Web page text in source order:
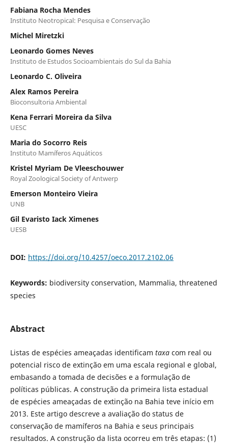
Fabiana Rocha Mendes
Instituto Neotropical: Pesquisa e Conservação
Michel Miretzki
Leonardo Gomes Neves
Instituto de Estudos Socioambientais do Sul da Bahia
Leonardo C. Oliveira
Alex Ramos Pereira
Bioconsultoria Ambiental
Kena Ferrari Moreira da Silva
UESC
Maria do Socorro Reis
Instituto Mamíferos Aquáticos
Kristel Myriam De Vleeschouwer
Royal Zoological Society of Antwerp
Emerson Monteiro Vieira
UNB
Gil Evaristo Iack Ximenes
UESB
DOI: https://doi.org/10.4257/oeco.2017.2102.06
Keywords: biodiversity conservation, Mammalia, threatened
species
Abstract
Listas de espécies ameaçadas identificam taxacom real ou
potencial risco de extinção em uma escala regional e global,
embasando a tomada de decisões e a formulação de
políticas públicas. A construção da primeira lista estadual
de espécies ameaçadas de extinção na Bahia teve início em
2013. Este artigo descreve a avaliação do status de
conservação de mamíferos na Bahia e seus principais
resultados. A construção da lista ocorreu em três etapas: (1)